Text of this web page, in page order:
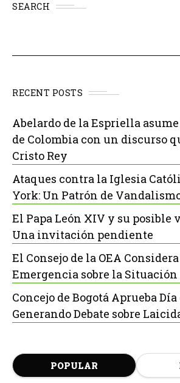
SEARCH
RECENT POSTS
Abelardo de la Espriella
de Colombia con un discurso
Cristo Rey
Ataques contra la Iglesia
York: Un Patrón de
El Papa León XIV y su posible
Una invitación pendiente
El Consejo de la OEA
Emergencia sobre la
Concejo de Bogotá Aprueba
Generando Debate sobre
POPULAR